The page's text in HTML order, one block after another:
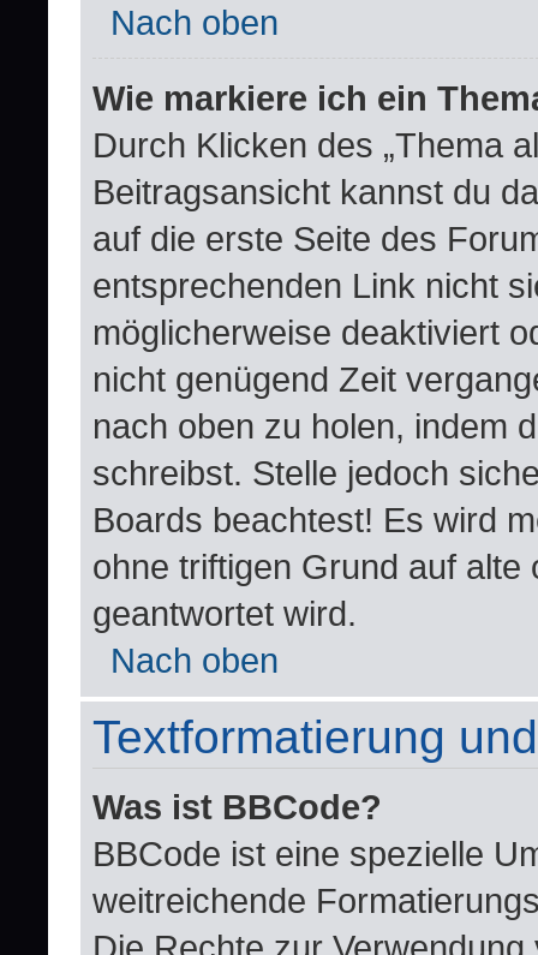
Nach oben
Wie markiere ich ein
Durch Klicken des „Thema
Beitragsansicht kannst du
auf die erste Seite des
entsprechenden Link nicht
möglicherweise deaktiviert
nicht genügend Zeit
nach oben zu holen, indem
schreibst. Stelle jedoch
Boards beachtest! Es wird
ohne triftigen Grund auf
geantwortet wird.
Nach oben
Textformatierung
Was ist BBCode?
BBCode ist eine spezielle
weitreichende